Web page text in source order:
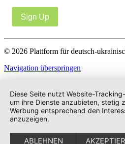
Sign Up
© 2026 Plattform für deutsch-
Navigation überspringen
Datenschutz
Diese Seite nutzt Website-
um ihre Dienste anzubieten, stetig
Werbung entsprechend den
anzuzeigen.
ABLEHNEN